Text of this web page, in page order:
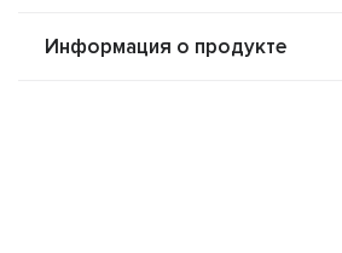
Информация о продукте